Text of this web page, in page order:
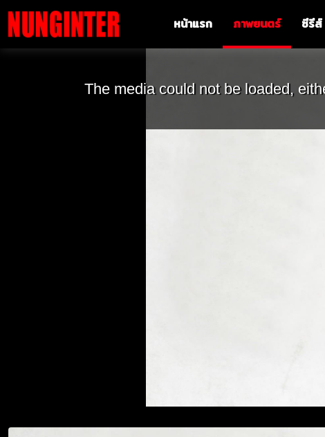
หน้าแรก ภาพยนตร์ ซีรีส์
The media could not be loaded,